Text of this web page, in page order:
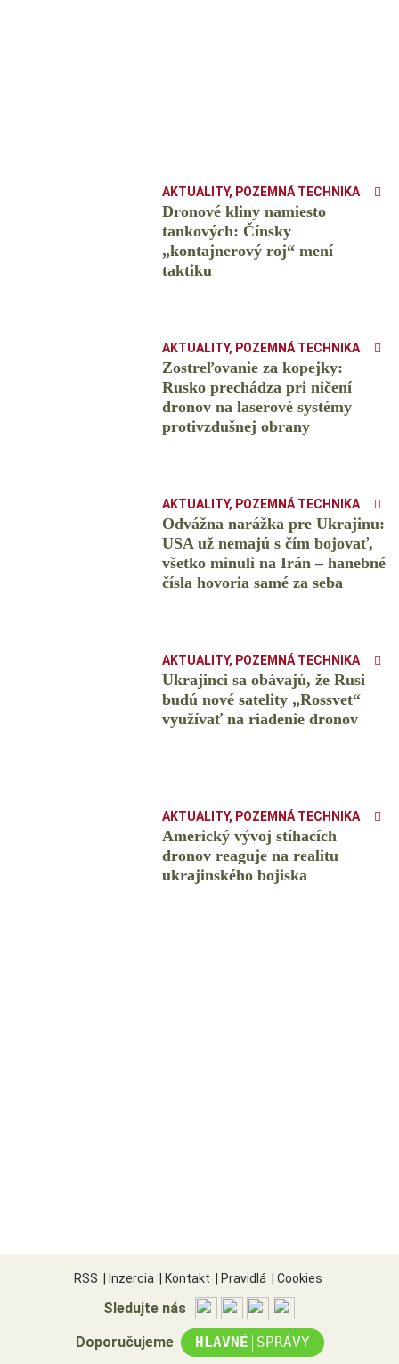
AKTUALITY, POZEMNÁ TECHNIKA
Dronové kliny namiesto
tankových: Čínsky
️„kontajnerový roj“ mení
taktiku
AKTUALITY, POZEMNÁ TECHNIKA
Zostreľovanie za kopejky:
Rusko prechádza pri ničení
dronov na laserové systémy
protivzdušnej obrany
AKTUALITY, POZEMNÁ TECHNIKA
Odvážna narážka pre Ukrajinu:
USA už nemajú s čím bojovať,
všetko minuli na Irán – hanebné
čísla hovoria samé za seba
AKTUALITY, POZEMNÁ TECHNIKA
Ukrajinci sa obávajú, že Rusi
budú nové satelity „Rossvet“
využívať na riadenie dronov
AKTUALITY, POZEMNÁ TECHNIKA
Americký vývoj stíhacích
dronov reaguje na realitu
ukrajinského bojiska
RSS Inzercia Kontakt Pravidlá Cookies
Sledujte nás
Doporučujeme HLAVNÉ | SPRÁVY